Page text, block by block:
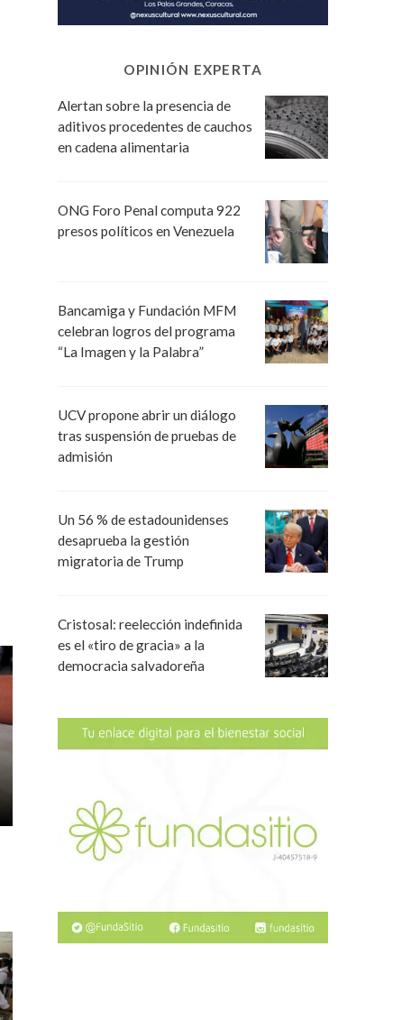
OPINIÓN EXPERTA
Alertan sobre la presencia de
aditivos procedentes de cauchos
en cadena alimentaria
ONG Foro Penal computa 922
presos políticos en Venezuela
Bancamiga y Fundación MFM
celebran logros del programa
“La Imagen y la Palabra”
UCV propone abrir un diálogo
tras suspensión de pruebas de
admisión
Un 56 % de estadounidenses
desaprueba la gestión
migratoria de Trump
Cristosal: reelección indefinida
es el «tiro de gracia» a la
democracia salvadoreña